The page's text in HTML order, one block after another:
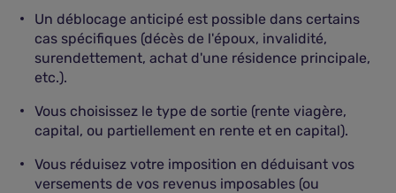
Un déblocage anticipé est possible dans certains
cas spécifiques (décès de l'époux, invalidité,
surendettement, achat d'une résidence principale,
etc.).
Vous choisissez le type de sortie (rente viagère,
capital, ou partiellement en rente et en capital).
Vous réduisez votre imposition en déduisant vos
versements de vos revenus imposables (ou